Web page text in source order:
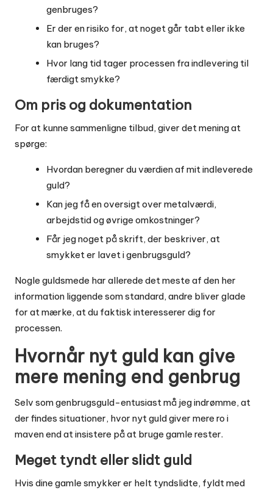
genbruges?
Er der en risiko for, at noget går tabt eller ikke
kan bruges?
Hvor lang tid tager processen fra indlevering til
færdigt smykke?
Om pris og dokumentation
For at kunne sammenligne tilbud, giver det mening at
spørge:
Hvordan beregner du værdien af mit indleverede
guld?
Kan jeg få en oversigt over metalværdi,
arbejdstid og øvrige omkostninger?
Får jeg noget på skrift, der beskriver, at
smykket er lavet i genbrugsguld?
Nogle guldsmede har allerede det meste af den her
information liggende som standard, andre bliver glade
for at mærke, at du faktisk interesserer dig for
processen.
Hvornår nyt guld kan give
mere mening end genbrug
Selv som genbrugsguld-entusiast må jeg indrømme, at
der findes situationer, hvor nyt guld giver mere ro i
maven end at insistere på at bruge gamle rester.
Meget tyndt eller slidt guld
Hvis dine gamle smykker er helt tyndslidte, fyldt med